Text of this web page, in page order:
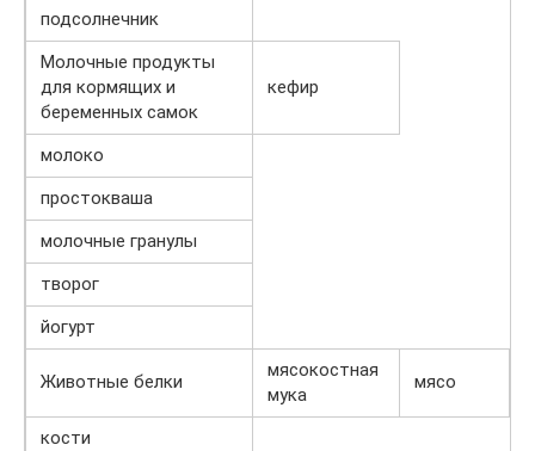
подсолнечник
Молочные продукты
для кормящих и
беременных самок
кефир
молоко
простокваша
молочные гранулы
творог
йогурт
Животные белки
мясокостная
мука
мясо
кости